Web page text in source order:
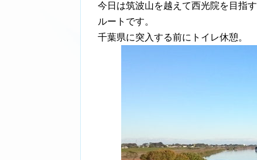
今日は筑波山を越えて西光院を目指す
ルートです。
千葉県に突入する前にトイレ休憩。